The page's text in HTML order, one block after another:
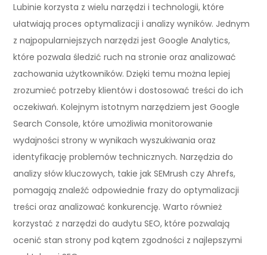
Lubinie korzysta z wielu narzędzi i technologii, które
ułatwiają proces optymalizacji i analizy wyników. Jednym
z najpopularniejszych narzędzi jest Google Analytics,
które pozwala śledzić ruch na stronie oraz analizować
zachowania użytkowników. Dzięki temu można lepiej
zrozumieć potrzeby klientów i dostosować treści do ich
oczekiwań. Kolejnym istotnym narzędziem jest Google
Search Console, które umożliwia monitorowanie
wydajności strony w wynikach wyszukiwania oraz
identyfikację problemów technicznych. Narzędzia do
analizy słów kluczowych, takie jak SEMrush czy Ahrefs,
pomagają znaleźć odpowiednie frazy do optymalizacji
treści oraz analizować konkurencję. Warto również
korzystać z narzędzi do audytu SEO, które pozwalają
ocenić stan strony pod kątem zgodności z najlepszymi